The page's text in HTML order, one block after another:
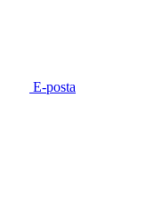
E-posta